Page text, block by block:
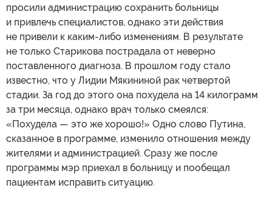
просили администрацию сохранить больницы
и привлечь специалистов, однако эти действия
не привели к каким-либо изменениям. В результате
не только Старикова пострадала от неверно
поставленного диагноза. В прошлом году стало
известно, что у Лидии Мякининой рак четвертой
стадии. За год до этого она похудела на 14 килограмм
за три месяца, однако врач только смеялся:
«Похудела — это же хорошо!» Одно слово Путина,
сказанное в программе, изменило отношения между
жителями и администрацией. Сразу же после
программы мэр приехал в больницу и пообещал
пациентам исправить ситуацию.